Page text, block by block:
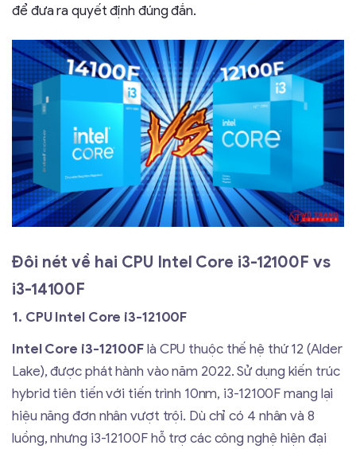
để đưa ra quyết định đúng đắn.
Đôi nét về hai CPU Intel Core i3-12100F vs
i3-14100F
1. CPU Intel Core i3-12100F
Intel Core i3-12100Flà CPU thuộc thế hệ thứ 12 (Alder
Lake), được phát hành vào năm 2022. Sử dụng kiến trúc
hybrid tiên tiến với tiến trình 10nm, i3-12100F mang lại
hiệu năng đơn nhân vượt trội. Dù chỉ có 4 nhân và 8
luồng, nhưng i3-12100F hỗ trợ các công nghệ hiện đại